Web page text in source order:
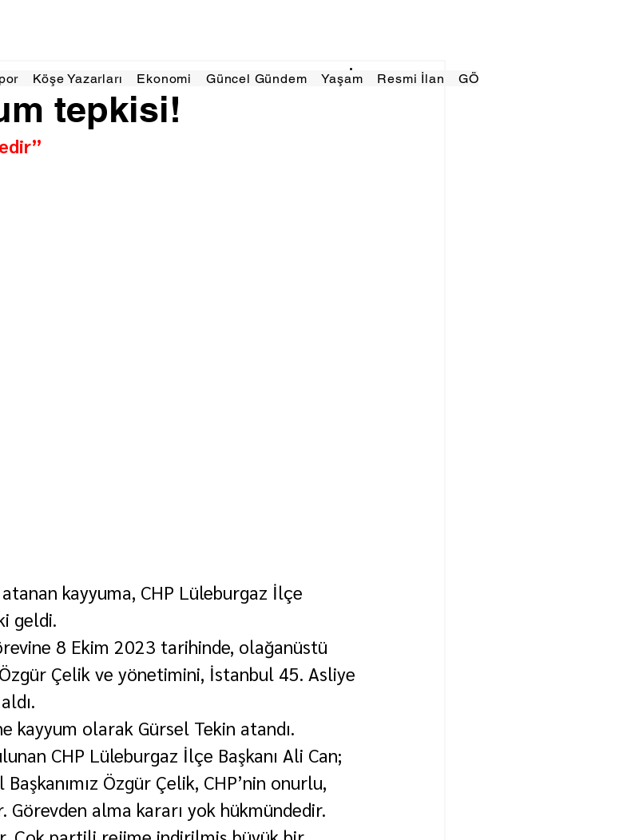
Köşe Yazarları Ekonomi Güncel Gündem Yaşam Resmi İlan GÖRÜNÜMTV
tepkisi!
kayyuma, CHP Lüleburgaz İlçe
geldi.
8 Ekim 2023 tarihinde, olağanüstü
Çelik ve yönetimini, İstanbul 45. Asliye
kayyum olarak Gürsel Tekin atandı.
CHP Lüleburgaz İlçe Başkanı Ali Can;
Özgür Çelik, CHP’nin onurlu,
alma kararı yok hükmündedir.